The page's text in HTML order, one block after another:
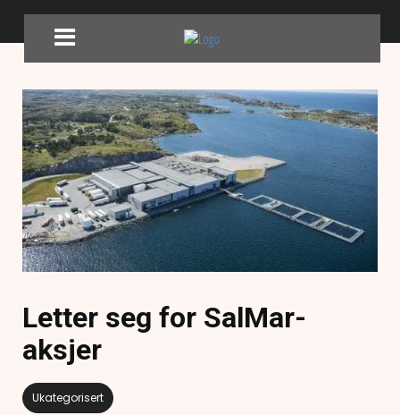
Letter seg for SalMar-
aksjer
Ukategorisert